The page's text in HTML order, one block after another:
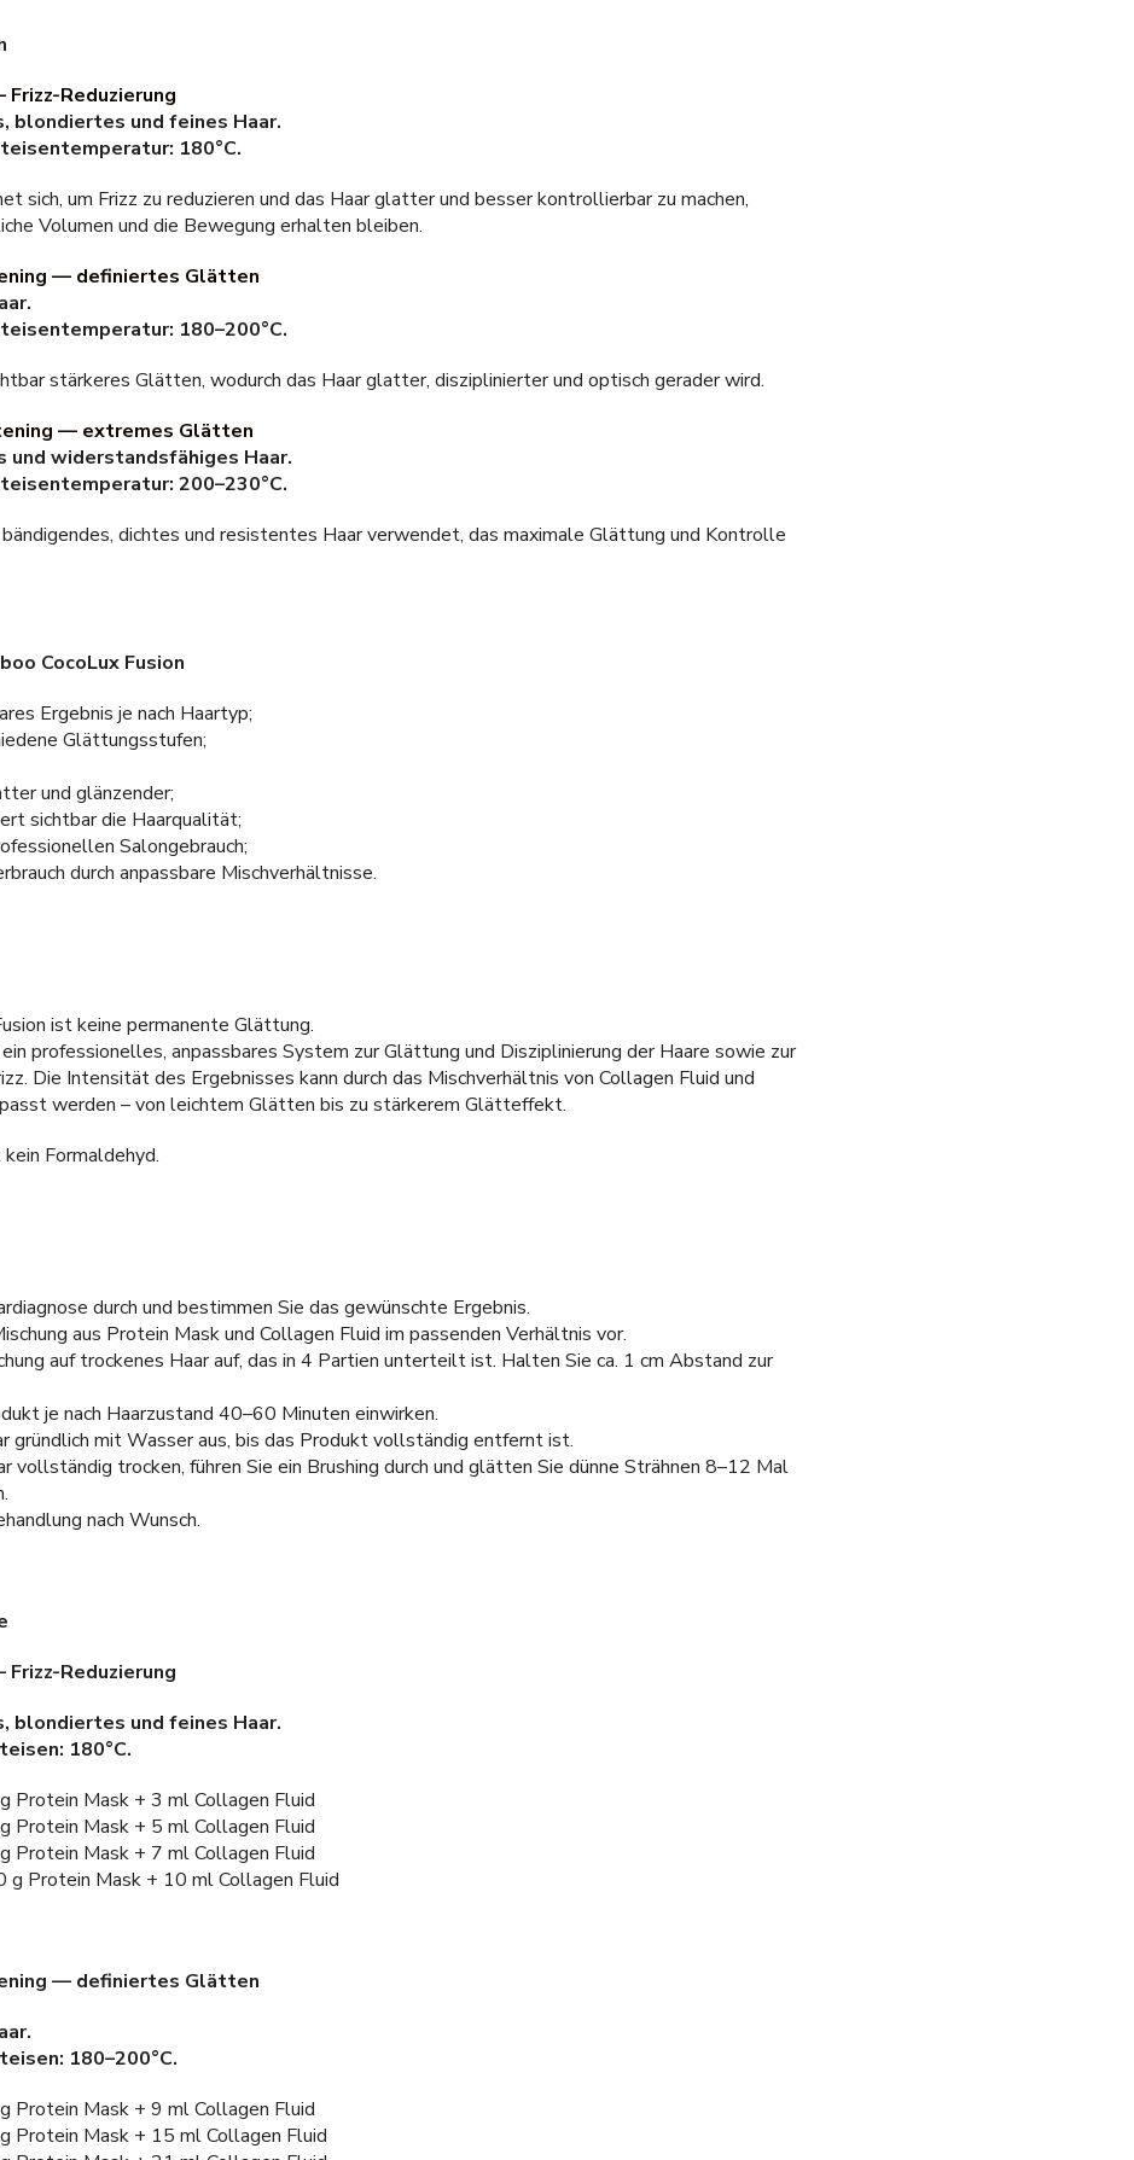
Reduzierung
blondiertes und feines Haar.
180°C.
sich, um Frizz zu reduzieren und das Haar glatter und besser kontrollierbar zu machen,
Volumen und die Bewegung erhalten bleiben.
— definiertes Glätten
180–200°C.
stärkeres Glätten, wodurch das Haar glatter, disziplinierter und optisch gerader wird.
— extremes Glätten
und widerstandsfähiges Haar.
200–230°C.
dichtes und resistentes Haar verwendet, das maximale Glättung und Kontrolle
CocoLux Fusion
Ergebnis je nach Haartyp;
Glättungsstufen;
und glänzender;
sichtbar die Haarqualität;
Salongebrauch;
durch anpassbare Mischverhältnisse.
ist keine permanente Glättung.
professionelles, anpassbares System zur Glättung und Disziplinierung der Haare sowie zur
Die Intensität des Ergebnisses kann durch das Mischverhältnis von Collagen Fluid und
werden – von leichtem Glätten bis zu stärkerem Glätteffekt.
Formaldehyd.
durch und bestimmen Sie das gewünschte Ergebnis.
aus Protein Mask und Collagen Fluid im passenden Verhältnis vor.
auf trockenes Haar auf, das in 4 Partien unterteilt ist. Halten Sie ca. 1 cm Abstand zur
je nach Haarzustand 40–60 Minuten einwirken.
gründlich mit Wasser aus, bis das Produkt vollständig entfernt ist.
vollständig trocken, führen Sie ein Brushing durch und glätten Sie dünne Strähnen 8–12 Mal
nach Wunsch.
Reduzierung
blondiertes und feines Haar.
180°C.
Protein Mask + 3 ml Collagen Fluid
Protein Mask + 5 ml Collagen Fluid
Protein Mask + 7 ml Collagen Fluid
g Protein Mask + 10 ml Collagen Fluid
— definiertes Glätten
180–200°C.
Protein Mask + 9 ml Collagen Fluid
Protein Mask + 15 ml Collagen Fluid